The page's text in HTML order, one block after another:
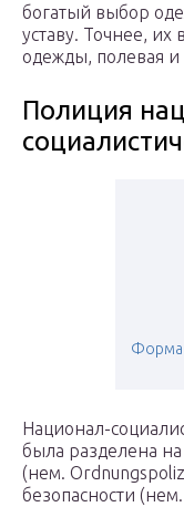
богатый выбор
уставу. Точнее, их
одежды, полевая и
Полиция
Форма
Национал-
была разделена
(нем.
безопасности